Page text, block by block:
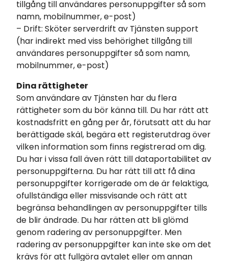
tillgång till användares personuppgifter så som
namn, mobilnummer, e-post)
– Drift: Sköter serverdrift av Tjänsten support
(har indirekt med viss behörighet tillgång till
användares personuppgifter så som namn,
mobilnummer, e-post)
Dina rättigheter
Som användare av Tjänsten har du flera
rättigheter som du bör känna till. Du har rätt att
kostnadsfritt en gång per år, förutsatt att du har
berättigade skäl, begära ett registerutdrag över
vilken information som finns registrerad om dig.
Du har i vissa fall även rätt till dataportabilitet av
personuppgifterna. Du har rätt till att få dina
personuppgifter korrigerade om de är felaktiga,
ofullständiga eller missvisande och rätt att
begränsa behandlingen av personuppgifter tills
de blir ändrade. Du har rätten att bli glömd
genom radering av personuppgifter. Men
radering av personuppgifter kan inte ske om det
krävs för att fullgöra avtalet eller om annan